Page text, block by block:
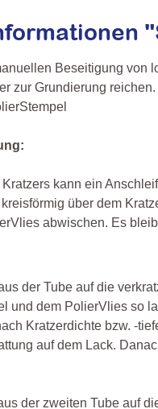
Beseitigung von
zur Grundierung
kann ein
über dem
abwischen. Es
der Tube auf die
und dem PolierVlies so
Kratzerdichte bzw. -
auf dem Lack.
der zweiten Tube auf